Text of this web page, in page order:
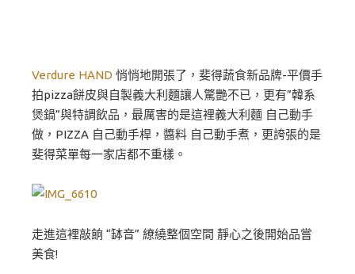
Verdure HAND 悄悄地開張了，斐得蔬食新品牌-平價手
拍pizza餅皮與自製義大利麵讓人驚艷不已，更有”韓系
煲鍋”與特調飲品，最厲害的是這裡義大利麵 自己動手
做，PIZZA 自己動手桿，醬料 自己動手煮，更誇張的是
斐得菜單每一家店都不重樣。
走進這裡敲餉 “缽音” 繚繞整個空間 靜心之後開始品嘗
美食!